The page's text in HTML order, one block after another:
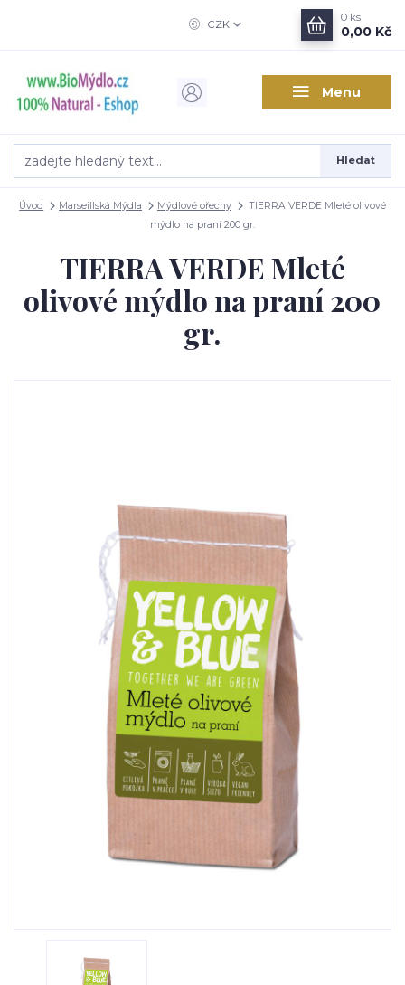
Menu
CZK
Hledat
0 ks
0,00 Kč
Úvod Marseillská Mýdla Mýdlové ořechy
TIERRA VERDE Mleté olivové
mýdlo na praní 200 gr.
TIERRA VERDE Mleté
olivové mýdlo na praní 200
gr.